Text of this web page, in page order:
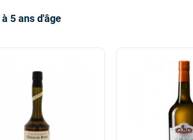
5 ans d'âge